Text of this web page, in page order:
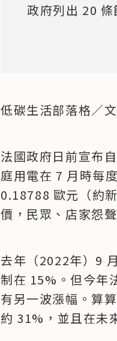
政府列出 20
低碳生活部落格／
法國政府日前宣布
庭用電在 7 月時每
0.18788 歐元（約
價，民眾、店家怨
去年（2022年）9
制在 15%。但今年
有另一波漲幅。算
約 31%，並且在未